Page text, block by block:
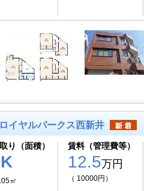
イヤルパークス西新井
り（面積）
㎡
賃料（管理費等）
12.5万円
（ 10000円）